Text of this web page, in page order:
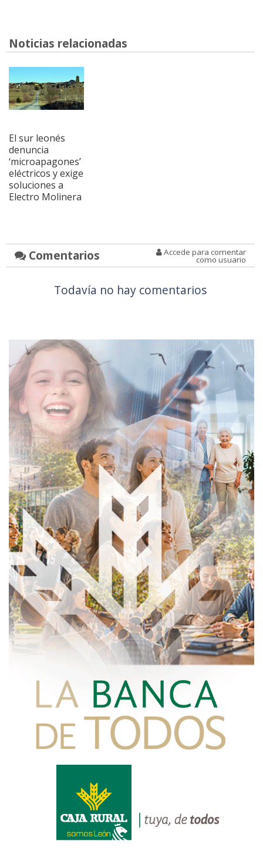
Noticias relacionadas
El sur leonés
denuncia
‘microapagones’
eléctricos y exige
soluciones a
Electro Molinera
Comentarios Accede para comentar
como usuario
Todavía no hay comentarios